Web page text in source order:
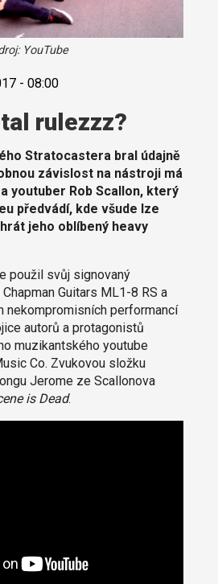
YouTube
- 08:00
rulezzz?
Stratocastera bral údajně
závislost na nástroji má
youtuber Rob Scallon, který
předvádí, kde všude lze
jeho oblíbený heavy
použil svůj signovaný
Guitars ML1-8 RS a
nekompromisních performancí
autorů a protagonistů
muzikantského youtube
Co. Zvukovou složku
Jerome ze Scallonova
is Dead.